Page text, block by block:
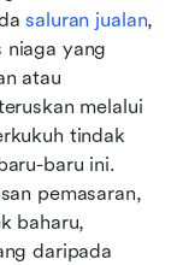
saluran jualan,
niaga yang
atau
melalui
tindak
baru ini.
pemasaran,
baharu,
daripada